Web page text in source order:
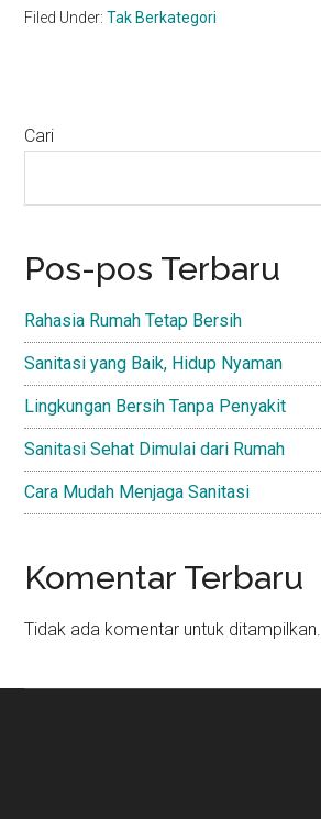
Filed Under:Tak Berkategori
Primary
Cari
Pos-pos Terbaru
Rahasia Rumah Tetap Bersih
Sanitasi yang Baik, Hidup Nyaman
Lingkungan Bersih Tanpa Penyakit
Sanitasi Sehat Dimulai dari Rumah
Cara Mudah Menjaga Sanitasi
Komentar Terbaru
Tidak ada komentar untuk ditampilkan.